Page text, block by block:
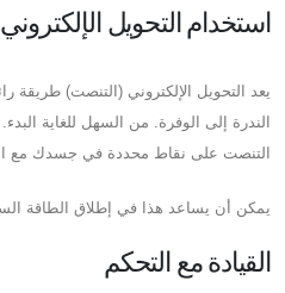
استخدام التحويل
يعد التحويل الإلكتروني (التنصت) طريقة
الندرة إلى الوفرة. من السهل للغاية
التنصت على نقاط محددة في جسدك مع
يمكن أن يساعد هذا في إطلاق الطاقة
القيادة مع التحكم